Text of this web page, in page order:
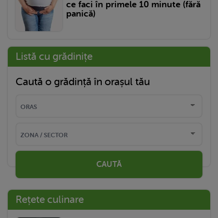
ce faci în primele 10 minute (fără
panică)
Listă cu grădinițe
Caută o grădință în orașul tău
CAUTĂ
Rețete culinare